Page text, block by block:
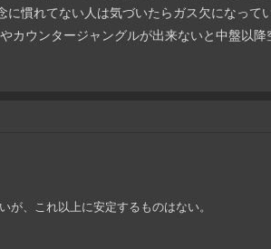
に慣れてない人は気づいたらガス欠になって
カウンタージャングルが出来ないと中盤以降
が、これ以上に安定するものはない。